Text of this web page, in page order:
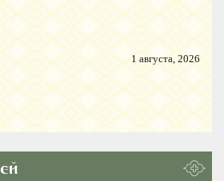
1 августа, 2026